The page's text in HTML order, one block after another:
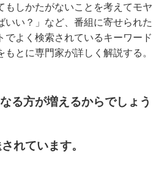
もしかたがないことを考えてモヤ
い？」など、番組に寄せられた
よく検索されているキーワード
とに専門家が詳しく解説する。
る方が増えるからでしょう
れています。